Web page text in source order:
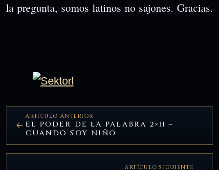
la pregunta, somos latinos no sajones. Gracias.
ARTÍCULO ANTERIOR
EL PODER DE LA PALABRA 2×11 –
CUANDO SOY NIÑO
ARTÍCULO SIGUIENTE